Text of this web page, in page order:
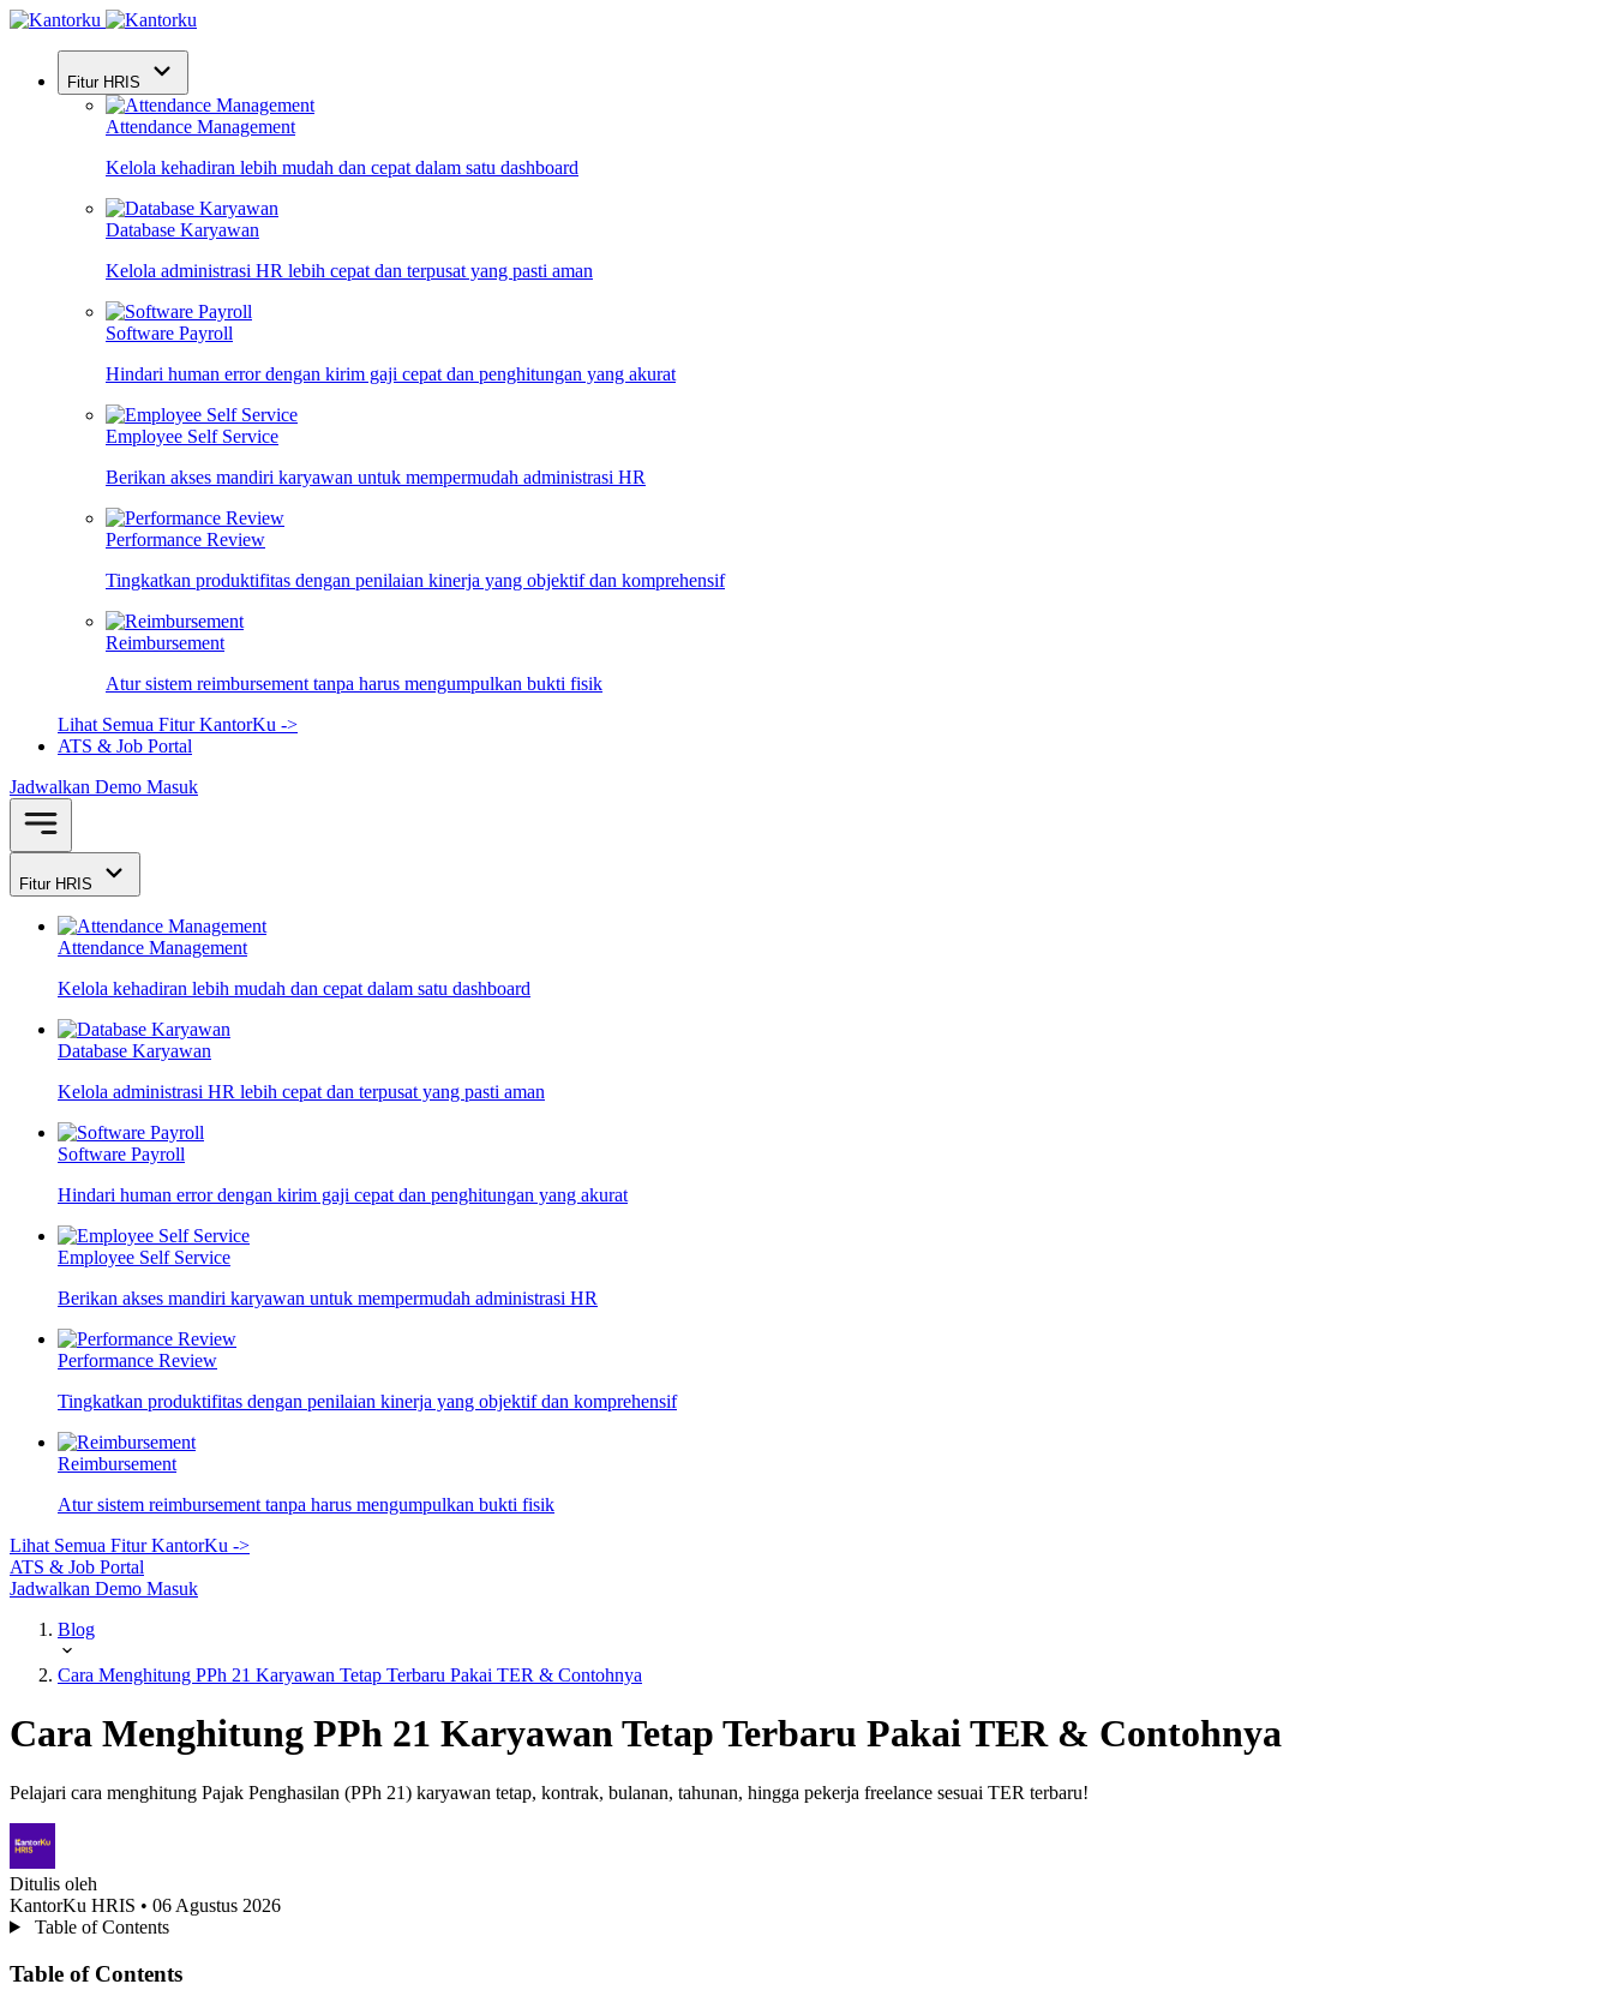
Fitur HRIS
Attendance Management
Kelola kehadiran lebih mudah dan cepat dalam satu dashboard
Database Karyawan
Kelola administrasi HR lebih cepat dan terpusat yang pasti aman
Software Payroll
Hindari human error dengan kirim gaji cepat dan penghitungan yang akurat
Employee Self Service
Berikan akses mandiri karyawan untuk mempermudah administrasi HR
Performance Review
Tingkatkan produktifitas dengan penilaian kinerja yang objektif dan komprehensif
Reimbursement
Atur sistem reimbursement tanpa harus mengumpulkan bukti fisik
Lihat Semua Fitur KantorKu ->
ATS & Job Portal
Jadwalkan Demo Masuk
Fitur HRIS
Attendance Management
Kelola kehadiran lebih mudah dan cepat dalam satu dashboard
Database Karyawan
Kelola administrasi HR lebih cepat dan terpusat yang pasti aman
Software Payroll
Hindari human error dengan kirim gaji cepat dan penghitungan yang akurat
Employee Self Service
Berikan akses mandiri karyawan untuk mempermudah administrasi HR
Performance Review
Tingkatkan produktifitas dengan penilaian kinerja yang objektif dan komprehensif
Reimbursement
Atur sistem reimbursement tanpa harus mengumpulkan bukti fisik
Lihat Semua Fitur KantorKu ->
ATS & Job Portal
Jadwalkan Demo Masuk
Blog
Cara Menghitung PPh 21 Karyawan Tetap Terbaru Pakai TER & Contohnya
Cara Menghitung PPh 21 Karyawan Tetap Terbaru Pakai TER & Contohnya
Pelajari cara menghitung Pajak Penghasilan (PPh 21) karyawan tetap, kontrak, bulanan, tahunan, hingga pekerja freelance sesuai TER terbaru!
Ditulis oleh
KantorKu HRIS • 06 Agustus 2026
Table of Contents
Table of Contents